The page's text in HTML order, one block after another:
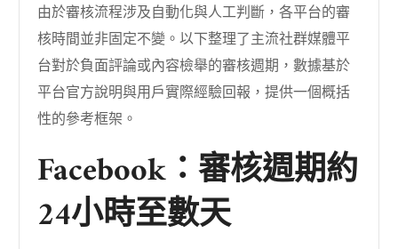
由於審核流程涉及自動化與人工判斷，各平台的審
核時間並非固定不變。以下整理了主流社群媒體平
台對於負面評論或內容檢舉的審核週期，數據基於
平台官方說明與用戶實際經驗回報，提供一個概括
性的參考框架。
Facebook：審核週期約
24小時至數天